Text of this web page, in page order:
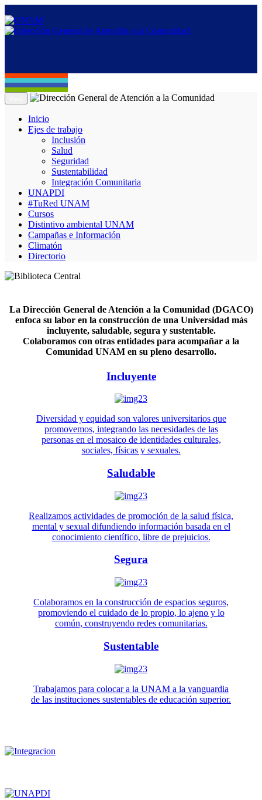
Inicio
Ejes de trabajo
Inclusión
Salud
Seguridad
Sustentabilidad
Integración Comunitaria
UNAPDI
#TuRed UNAM
Cursos
Distintivo ambiental UNAM
Campañas e Información
Climatón
Directorio
La Dirección General de Atención a la Comunidad (DGACO)
enfoca su labor en la construcción de una Universidad más
incluyente, saludable, segura y sustentable.
Colaboramos con otras entidades para acompañar a la
Comunidad UNAM en su pleno desarrollo.
Incluyente
Diversidad y equidad son valores universitarios que
promovemos, integrando las necesidades de las
personas en el mosaico de identidades culturales,
sociales, físicas y sexuales.
Saludable
Realizamos actividades de promoción de la salud física,
mental y sexual difundiendo información basada en el
conocimiento científico, libre de prejuicios.
Segura
Colaboramos en la construcción de espacios seguros,
promoviendo el cuidado de lo propio, lo ajeno y lo
común, construyendo redes comunitarias.
Sustentable
Trabajamos para colocar a la UNAM a la vanguardia
de las instituciones sustentables de educación superior.